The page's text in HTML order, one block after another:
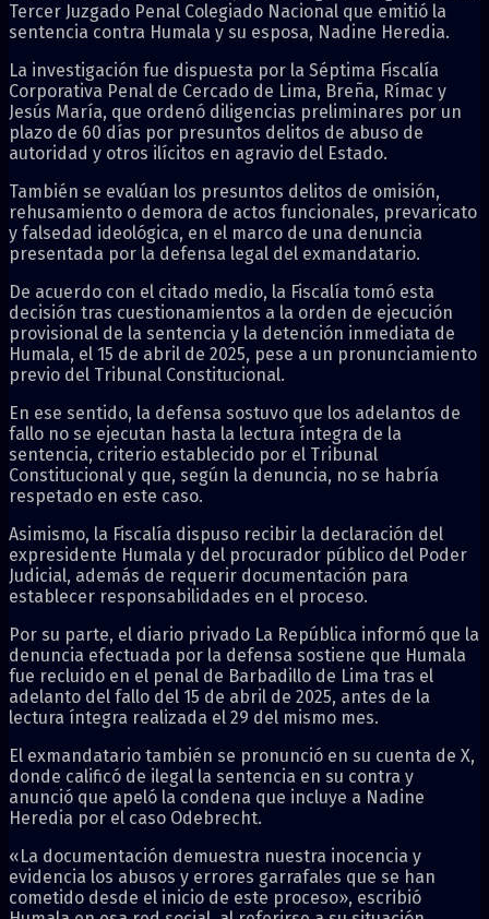
Tercer Juzgado Penal Colegiado Nacional que emitió la
sentencia contra Humala y su esposa, Nadine Heredia.
La investigación fue dispuesta por la Séptima Fiscalía
Corporativa Penal de Cercado de Lima, Breña, Rímac y
Jesús María, que ordenó diligencias preliminares por un
plazo de 60 días por presuntos delitos de abuso de
autoridad y otros ilícitos en agravio del Estado.
También se evalúan los presuntos delitos de omisión,
rehusamiento o demora de actos funcionales, prevaricato
y falsedad ideológica, en el marco de una denuncia
presentada por la defensa legal del exmandatario.
De acuerdo con el citado medio, la Fiscalía tomó esta
decisión tras cuestionamientos a la orden de ejecución
provisional de la sentencia y la detención inmediata de
Humala, el 15 de abril de 2025, pese a un pronunciamiento
previo del Tribunal Constitucional.
En ese sentido, la defensa sostuvo que los adelantos de
fallo no se ejecutan hasta la lectura íntegra de la
sentencia, criterio establecido por el Tribunal
Constitucional y que, según la denuncia, no se habría
respetado en este caso.
Asimismo, la Fiscalía dispuso recibir la declaración del
expresidente Humala y del procurador público del Poder
Judicial, además de requerir documentación para
establecer responsabilidades en el proceso.
Por su parte, el diario privado La República informó que la
denuncia efectuada por la defensa sostiene que Humala
fue recluido en el penal de Barbadillo de Lima tras el
adelanto del fallo del 15 de abril de 2025, antes de la
lectura íntegra realizada el 29 del mismo mes.
El exmandatario también se pronunció en su cuenta de X,
donde calificó de ilegal la sentencia en su contra y
anunció que apeló la condena que incluye a Nadine
Heredia por el caso Odebrecht.
«La documentación demuestra nuestra inocencia y
evidencia los abusos y errores garrafales que se han
cometido desde el inicio de este proceso», escribió